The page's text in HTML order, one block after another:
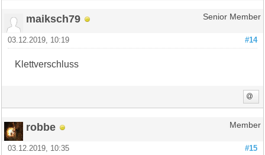
maiksch79 Senior Member
#14
03.12.2019, 10:19
Klettverschluss
robbe Member
#15
03.12.2019, 10:35